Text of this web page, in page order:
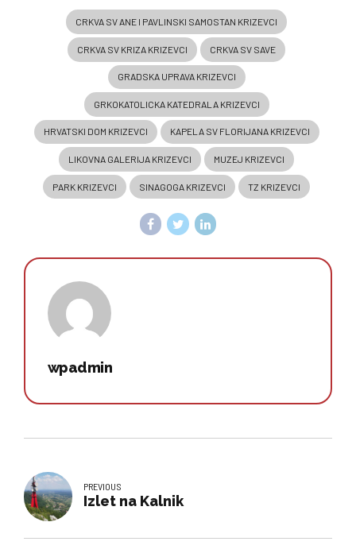
CRKVA SV ANE I PAVLINSKI SAMOSTAN KRIZEVCI
CRKVA SV KRIZA KRIZEVCI CRKVA SV SAVE
GRADSKA UPRAVA KRIZEVCI
GRKOKATOLICKA KATEDRALA KRIZEVCI
HRVATSKI DOM KRIZEVCI KAPELA SV FLORIJANA KRIZEVCI
LIKOVNA GALERIJA KRIZEVCI MUZEJ KRIZEVCI
PARK KRIZEVCI SINAGOGA KRIZEVCI TZ KRIZEVCI
wpadmin
PREVIOUS
Izlet na Kalnik